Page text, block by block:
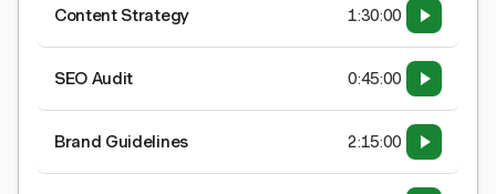
Content Strategy 1:30:00
SEO Audit 0:45:00
Brand Guidelines 2:15:00